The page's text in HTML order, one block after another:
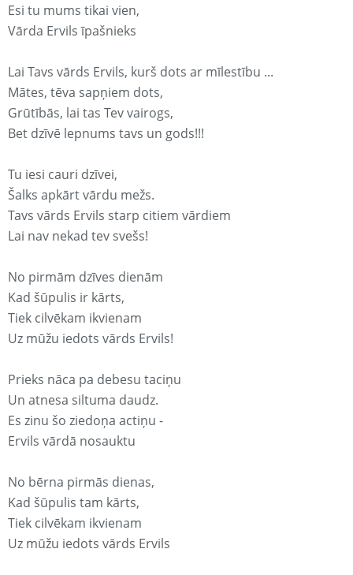
Esi tu mums tikai vien,
Vārda Ervils īpašnieks
Lai Tavs vārds Ervils, kurš dots ar mīlestību ...
Mātes, tēva sapņiem dots,
Grūtībās, lai tas Tev vairogs,
Bet dzīvē lepnums tavs un gods!!!
Tu iesi cauri dzīvei,
Šalks apkārt vārdu mežs.
Tavs vārds Ervils starp citiem vārdiem
Lai nav nekad tev svešs!
No pirmām dzīves dienām
Kad šūpulis ir kārts,
Tiek cilvēkam ikvienam
Uz mūžu iedots vārds Ervils!
Prieks nāca pa debesu taciņu
Un atnesa siltuma daudz.
Es zinu šo ziedoņa actiņu -
Ervils vārdā nosauktu
No bērna pirmās dienas,
Kad šūpulis tam kārts,
Tiek cilvēkam ikvienam
Uz mūžu iedots vārds Ervils